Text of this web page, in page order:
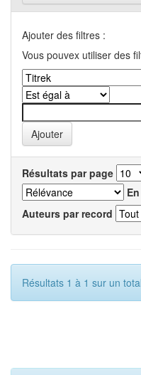
Ajouter des filtres :
Vous pouvex utiliser des
Résultats par page
Auteurs par record
Résultats 1 à 1 sur un